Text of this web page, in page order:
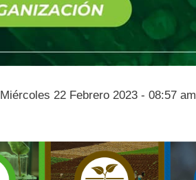
Miércoles 22 Febrero 2023 - 08:57 am